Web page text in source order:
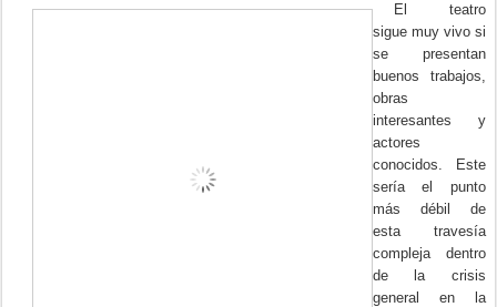
El teatro
sigue muy vivo si
se presentan
buenos trabajos,
obras
interesantes y
actores
conocidos. Este
sería el punto
más débil de
esta travesía
compleja dentro
de la crisis
general en la